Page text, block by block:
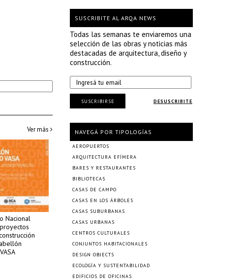
Ver más
Nacional
SUSCRIBITE AL ARQA NEWS
Todas las semanas te enviaremos una
selección de las obras y noticias más
destacadas de arquitectura, diseño y
construcción.
DESUSCRIBITE
SUSCRIBIRSE
NAVEGÁ POR TIPOLOGÍAS
AEROPUERTOS
ARQUITECTURA EFÍMERA
BARES Y RESTAURANTES
BIBLIOTECAS
CASAS DE CAMPO
CASAS EN LOS ÁRBOLES
CASAS SUBURBANAS
CASAS URBANAS
CENTROS CULTURALES
CONJUNTOS HABITACIONALES
DESIGN OBJECTS
ECOLOGÍA Y SUSTENTABILIDAD
EDIFICIOS DE OFICINAS